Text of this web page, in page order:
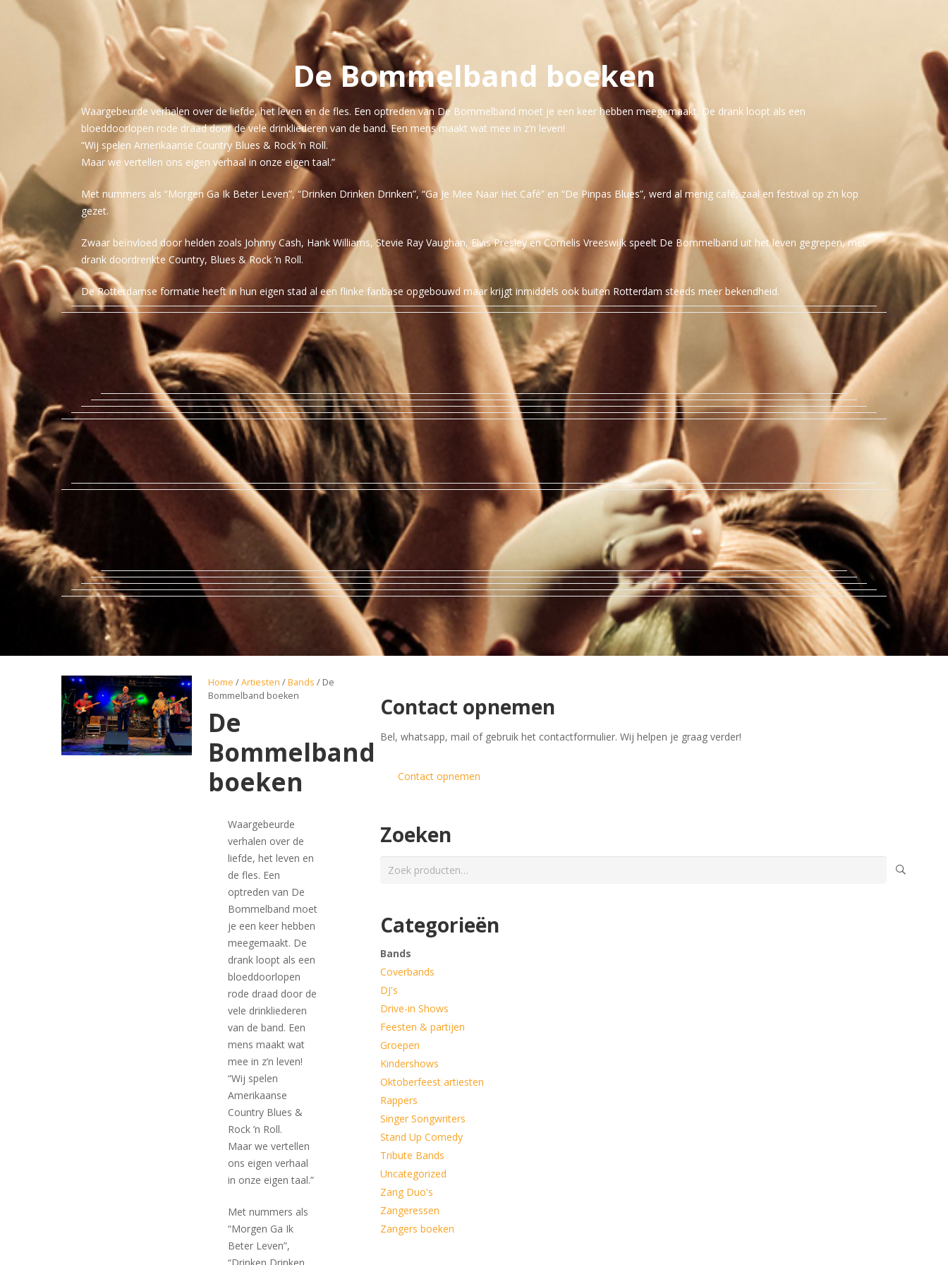
De Bommelband boeken
Waargebeurde verhalen over de liefde, het leven en de fles. Een optreden van De Bommelband moet je een keer hebben meegemaakt. De drank loopt als een
bloeddoorlopen rode draad door de vele drinkliederen van de band. Een mens maakt wat mee in z’n leven!
“Wij spelen Amerikaanse Country Blues & Rock ’n Roll.
Maar we vertellen ons eigen verhaal in onze eigen taal.”
Met nummers als “Morgen Ga Ik Beter Leven”, “Drinken Drinken Drinken”, “Ga Je Mee Naar Het Café” en “De Pinpas Blues”, werd al menig café, zaal en festival op z’n kop
gezet.
Zwaar beïnvloed door helden zoals Johnny Cash, Hank Williams, Stevie Ray Vaughan, Elvis Presley en Cornelis Vreeswijk speelt De Bommelband uit het leven gegrepen, met
drank doordrenkte Country, Blues & Rock ’n Roll.
De Rotterdamse formatie heeft in hun eigen stad al een flinke fanbase opgebouwd maar krijgt inmiddels ook buiten Rotterdam steeds meer bekendheid.
Home /Artiesten /Bands / De
Bommelband boeken
De
Bommelband
boeken
Waargebeurde
verhalen over de
liefde, het leven en
de fles. Een
optreden van De
Bommelband moet
je een keer hebben
meegemaakt. De
drank loopt als een
bloeddoorlopen
rode draad door de
vele drinkliederen
van de band. Een
mens maakt wat
mee in z’n leven!
“Wij spelen
Amerikaanse
Country Blues &
Rock ’n Roll.
Maar we vertellen
ons eigen verhaal
in onze eigen taal.”
Met nummers als
“Morgen Ga Ik
Beter Leven”,
Contact opnemen
​Bel, whatsapp, mail of gebruik het contactformulier. Wij helpen je graag verder!
Contact opnemen
Zoeken
Zoeken
Categorieën
Bands
Coverbands
DJ's
Drive-in Shows
Feesten & partijen
Groepen
Kindershows
Oktoberfeest artiesten
Rappers
Singer Songwriters
Stand Up Comedy
Tribute Bands
Uncategorized
Zang Duo's
Zangeressen
Zangers boeken